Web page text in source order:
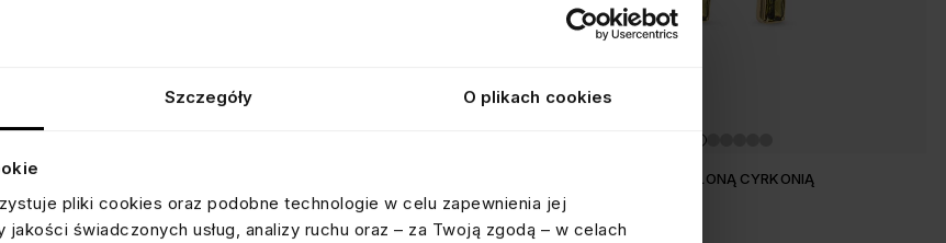
Szczegóły O plikach cookies
pliki cookies oraz podobne technologie w celu zapewnienia jej
jakości świadczonych usług, analizy ruchu oraz – za Twoją zgodą – w celach
z kryształkami, srebrne pozłacane
KOLCZYKI Z JASNOZIELONĄ CYRKONIĄ
srebrne pozłacane